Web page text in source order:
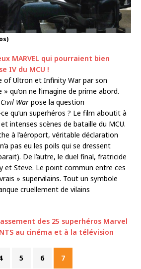
MARVEL qui pourraient bien
IV du MCU !
of Ultron et Infinity War par son
qu’on ne l’imagine de prime abord.
Civil War pose la question
qu’un superhéros ? Le film aboutit à
intenses scènes de bataille du MCU.
à l’aéroport, véritable déclaration
pas eu les poils qui se dressent
De l’autre, le duel final, fratricide
et Steve. Le point commun entre ces
» supervilains. Tout un symbole
cruellement de vilains
des 25 superhéros Marvel
au cinéma et à la télévision
5 6 7